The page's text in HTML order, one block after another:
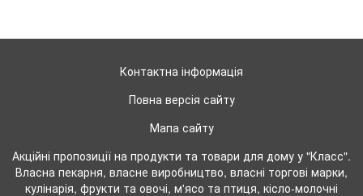
Контактна інформація
Повна версія сайту
Мапа сайту
Акційні пропозиції на продукти та товари для дому у "Класс".
Власна пекарня, власне виробництво, власні торгові марки,
кулінарія, фрукти та овочі, м'ясо та птиця, кісло-молочні